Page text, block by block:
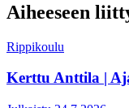
Aiheeseen
Rippikoulu
Kerttu Anttila |